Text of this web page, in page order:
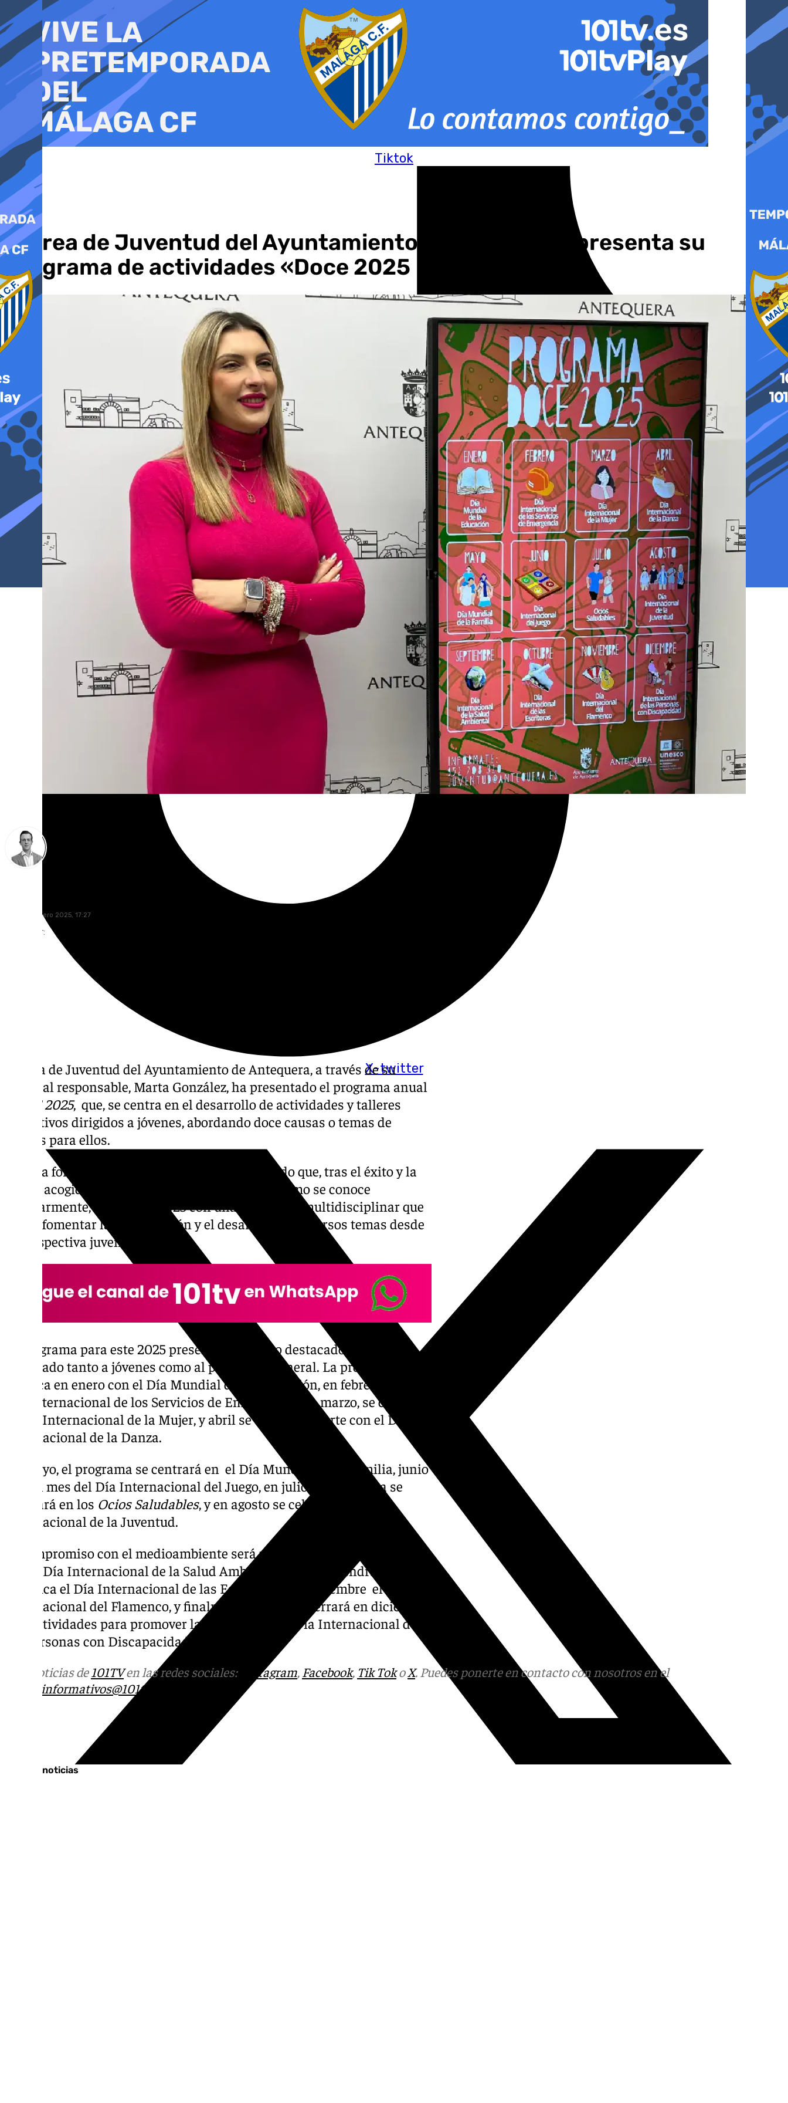
al
contenido
Tiktok
X-twitter
El área de Juventud del Ayuntamiento de Antequera presenta su
programa de actividades «Doce 2025
jueves, 9 enero 2025, 17:27
Compartir:
El área de Juventud del Ayuntamiento de Antequera, a través de su
concejal responsable, Marta González, ha presentado el programa anual
DOCE 2025, que, se centra en el desarrollo de actividades y talleres
formativos dirigidos a jóvenes, abordando doce causas o temas de
interés para ellos.
De esta forma, desde el Consistorio han señalado que, tras el éxito y la
buena acogida de ediciones anteriores,
, como se conoce
popularmente, regresa en 2025 con una propuesta multidisciplinar que
busca fomentar la comprensión y el desarrollo de diversos temas desde
la perspectiva juvenil.
El programa para este 2025 presenta un evento destacado cada mes,
destinado tanto a jóvenes como al público en general. La programación
arranca en enero con el Día Mundial de la Educación, en febrero por el
Día Internacional de los Servicios de Emergencia. En marzo, se celebrará
el Día Internacional de la Mujer, y abril se dedicará al arte con el Día
Internacional de la Danza.
En mayo, el programa se centrará en el Día Mundial de la Familia, junio
será el mes del Día Internacional del Juego, en julio, la propuesta se
enfocará en los Ocios Saludables, y en agosto se celebrará el Día
Internacional de la Juventud.
El compromiso con el medioambiente será protagonista en septiembre
con el Día Internacional de la Salud Ambiental. Octubre tendrá como
temática el Día Internacional de las Escritoras, en noviembre el Día
Internacional del Flamenco, y finalmente, el año se cerrará en diciembre
con actividades para promover la inclusión en el Día Internacional de
las Personas con Discapacidad.
Más noticias de 101TVen las redes sociales: Instagram, Facebook, Tik TokoX. Puedes ponerte en contacto con nosotros en el
informativos@101tv.es
Últimas noticias